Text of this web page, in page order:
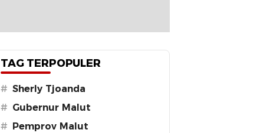
TAG TERPOPULER
# Sherly Tjoanda
# Gubernur Malut
#
Pemprov Malut